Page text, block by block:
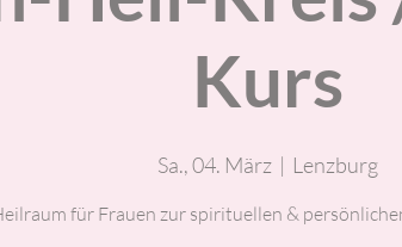
Kurs
Sa., 04. März
  |
Lenzburg
für Frauen zur spirituellen &